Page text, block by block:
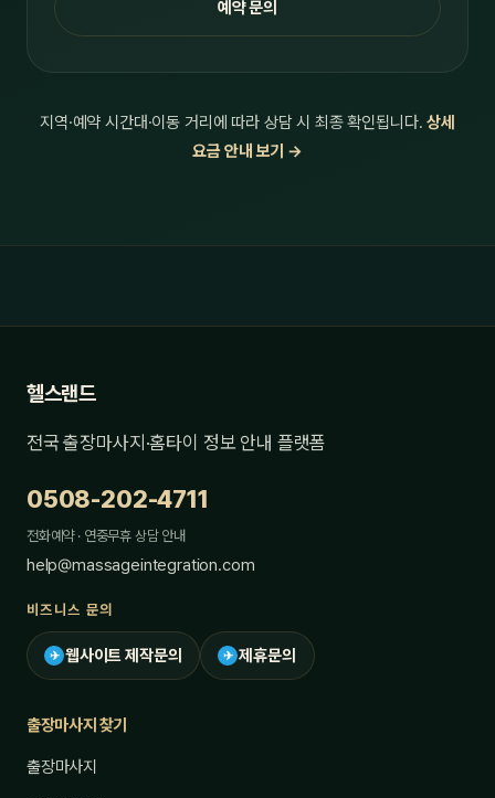
예약 문의
지역·예약 시간대·이동 거리에 따라 상담 시 최종 확인됩니다.상세
요금 안내 보기 →
헬스랜드
전국 출장마사지·홈타이 정보 안내 플랫폼
0508-202-4711
전화예약 · 연중무휴 상담 안내
help@massageintegration.com
비즈니스 문의
✈ 웹사이트 제작문의 ✈ 제휴문의
출장마사지 찾기
출장마사지